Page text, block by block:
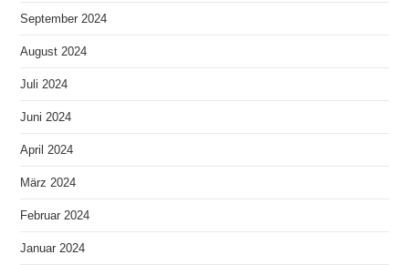
September 2024
August 2024
Juli 2024
Juni 2024
April 2024
März 2024
Februar 2024
Januar 2024